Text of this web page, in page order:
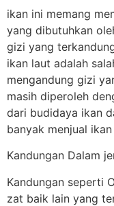
ikan ini memang
yang dibutuhkan
gizi yang
ikan laut adalah
mengandung gizi
masih diperoleh
dari budidaya ikan
banyak menjual
Kandungan Dalam
Kandungan seperti
zat baik lain yang